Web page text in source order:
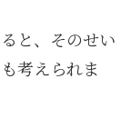
と、そのせい
考えられま